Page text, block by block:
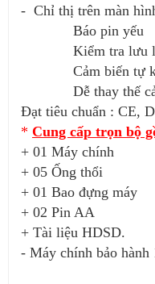
- Chỉ thị trên màn
Báo pin yếu
Kiểm tra lưu
Cảm biến tự
Dễ thay thế
Đạt tiêu chuẩn : CE,
* Cung cấp trọn bộ
+ 01 Máy chính
+ 05 Ống thổi
+ 01 Bao đựng máy
+ 02 Pin AA
+ Tài liệu HDSD.
- Máy chính bảo hành